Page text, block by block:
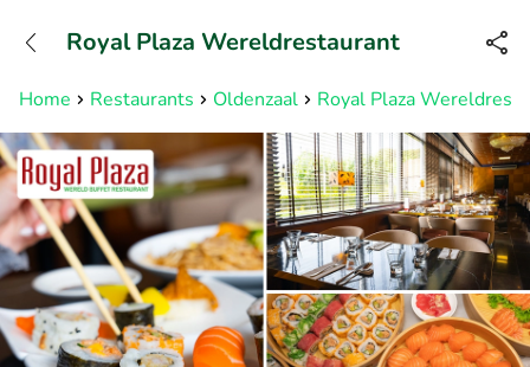
Bereikbaar tot 23:00 uur
Home Restaurants Oldenzaal Royal Plaza
Royal Plaza Wereldrestaurant